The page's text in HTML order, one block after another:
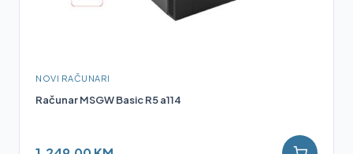
NOVI RAČUNARI
Računar MSGW Basic R5 a114